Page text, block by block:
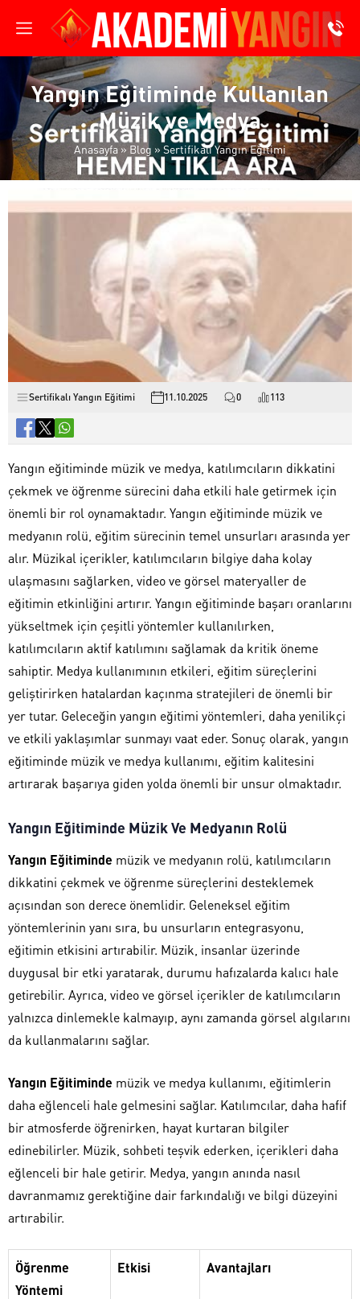
Yangın Eğitiminde Kullanılan
Müzik ve Medya
Anasayfa » Blog » Sertifikalı Yangın Eğitimi
Sertifikalı Yangın Eğitimi 11.10.2025 0 113
Yangın eğitiminde müzik ve medya, katılımcıların dikkatini
çekmek ve öğrenme sürecini daha etkili hale getirmek için
önemli bir rol oynamaktadır. Yangın eğitiminde müzik ve
medyanın rolü, eğitim sürecinin temel unsurları arasında yer
alır. Müzikal içerikler, katılımcıların bilgiye daha kolay
ulaşmasını sağlarken, video ve görsel materyaller de
eğitimin etkinliğini artırır. Yangın eğitiminde başarı oranlarını
yükseltmek için çeşitli yöntemler kullanılırken,
katılımcıların aktif katılımını sağlamak da kritik öneme
sahiptir. Medya kullanımının etkileri, eğitim süreçlerini
geliştirirken hatalardan kaçınma stratejileri de önemli bir
yer tutar. Geleceğin yangın eğitimi yöntemleri, daha yenilikçi
ve etkili yaklaşımlar sunmayı vaat eder. Sonuç olarak, yangın
eğitiminde müzik ve medya kullanımı, eğitim kalitesini
artırarak başarıya giden yolda önemli bir unsur olmaktadır.
Yangın Eğitiminde Müzik Ve Medyanın Rolü
Yangın Eğitiminde müzik ve medyanın rolü, katılımcıların
dikkatini çekmek ve öğrenme süreçlerini desteklemek
açısından son derece önemlidir. Geleneksel eğitim
yöntemlerinin yanı sıra, bu unsurların entegrasyonu,
eğitimin etkisini artırabilir. Müzik, insanlar üzerinde
duygusal bir etki yaratarak, durumu hafızalarda kalıcı hale
getirebilir. Ayrıca, video ve görsel içerikler de katılımcıların
yalnızca dinlemekle kalmayıp, aynı zamanda görsel algılarını
da kullanmalarını sağlar.
Yangın Eğitiminde müzik ve medya kullanımı, eğitimlerin
daha eğlenceli hale gelmesini sağlar. Katılımcılar, daha hafif
bir atmosferde öğrenirken, hayat kurtaran bilgiler
edinebilirler. Müzik, sohbeti teşvik ederken, içerikleri daha
eğlenceli bir hale getirir. Medya, yangın anında nasıl
davranmamız gerektiğine dair farkındalığı ve bilgi düzeyini
artırabilir.
Öğrenme
Yöntemi
Etkisi Avantajları